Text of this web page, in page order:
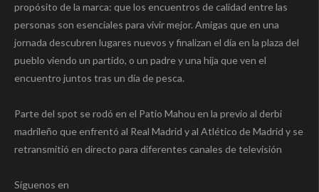
propósito de la marca: que los encuentros de calidad entre las
personas son esenciales para vivir mejor. Amigas que en una
jornada descubren lugares nuevos y finalizan el día en la plaza del
pueblo viendo un partido, o un padre y una hija que ven el
encuentro juntos tras un día de pesca.
Parte del spot se rodó en el Patio Mahou en la previo al derbi
madrileño que enfrentó al Real Madrid y al Atlético de Madrid y se
retransmitió en directo para diferentes canales de televisión
Síguenos en